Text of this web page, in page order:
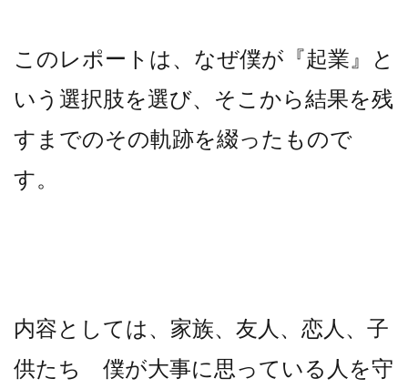
このレポートは、なぜ僕が『起業』と
いう選択肢を選び、そこから結果を残
すまでのその軌跡を綴ったもので
す。
内容としては、家族、友人、恋人、子
供たち 僕が大事に思っている人を守